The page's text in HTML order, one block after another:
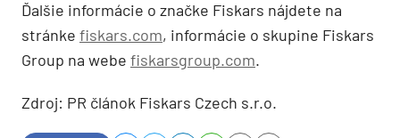
Ďalšie informácie o značke Fiskars nájdete na
stránke fiskars.com, informácie o skupine Fiskars
Group na webe fiskarsgroup.com.
Zdroj: PR článok Fiskars Czech s.r.o.